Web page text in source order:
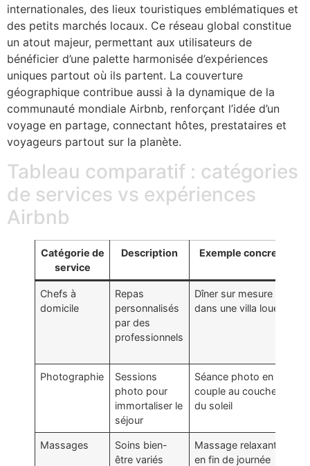
internationales, des lieux touristiques emblématiques et
des petits marchés locaux. Ce réseau global constitue
un atout majeur, permettant aux utilisateurs de
bénéficier d’une palette harmonisée d’expériences
uniques partout où ils partent. La couverture
géographique contribue aussi à la dynamique de la
communauté mondiale Airbnb, renforçant l’idée d’un
voyage en partage, connectant hôtes, prestataires et
voyageurs partout sur la planète.
Tableau comparatif : catégories
de services vs expériences
Airbnb
Catégorie de
service
Description Exemple concret
Chefs à
domicile
Repas
personnalisés
par des
professionnels
Dîner sur mesure
dans une villa louée
Photographie
Sessions
photo pour
immortaliser le
séjour
Séance photo en
couple au coucher
du soleil
Massages
Soins bien-
être variés
Massage relaxant
en fin de journée